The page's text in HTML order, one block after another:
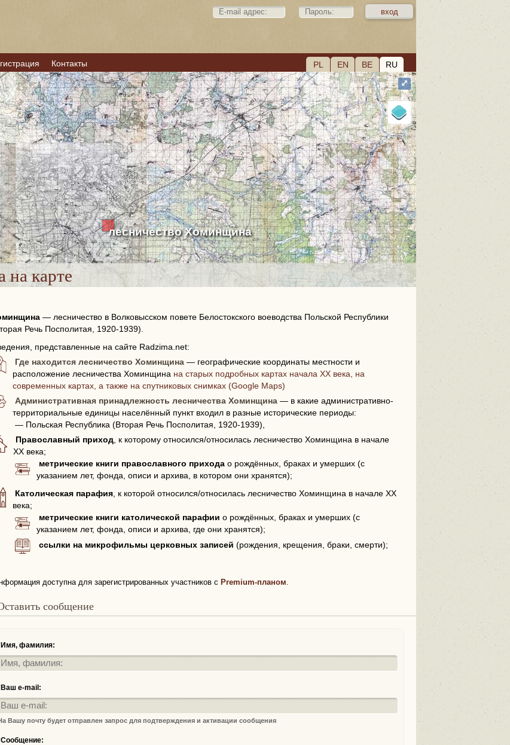
PL EN BE RU
Контакты
лесничество Хоминщина
⤢
на карте
— лесничество в Волковысском повете Белостокского воеводства Польской Республики
Речь Посполитая, 1920-1939).
представленные на сайте Radzima.net:
Где находится лесничество Хоминщина — географические координаты местности и
расположение лесничества Хоминщина на старых подробных картах начала XX века, на
современных картах, а также на спутниковых снимках (Google Maps)
Административная принадлежность лесничества Хоминщина — в какие административно-
территориальные единицы населённый пункт входил в разные исторические периоды:
— Польская Республика (Вторая Речь Посполитая, 1920-1939),
Православный приход , к которому относился/относилась лесничество Хоминщина в начале
XX века;
метрические книги православного прихода о рождённых, браках и умерших (с
указанием лет, фонда, описи и архива, в котором они хранятся);
Католическая парафия, к которой относился/относилась лесничество Хоминщина в начале XX
века;
метрические книги католической парафии о рождённых, браках и умерших (с
указанием лет, фонда, описи и архива, где они хранятся);
ссылки на микрофильмы церковных записей (рождения, крещения, браки, смерти);
доступна для зарегистрированных участников с Premium-планом
Оставить сообщение
Имя, фамилия:
Ваш e-mail:
Вашу почту будет отправлен запрос для подтверждения и активации сообщения
Сообщение: